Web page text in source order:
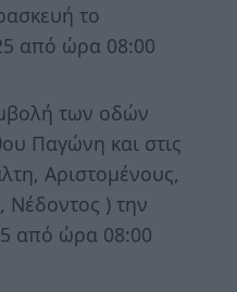
το
από ώρα 08:00
των οδών
Παγώνη και στις
Αριστομένους,
) την
από ώρα 08:00